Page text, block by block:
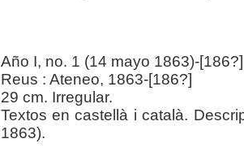
Año I, no. 1 (14 mayo 1863)-[186?]
Reus : Ateneo, 1863-[186?]
29 cm. Irregular.
Textos en castellà i català.
1863).